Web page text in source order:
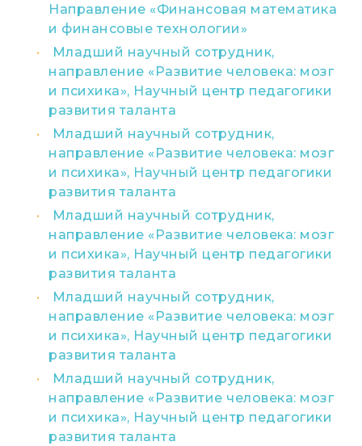
Направление «Финансовая математика
и финансовые технологии»
Младший научный сотрудник,
направление «Развитие человека: мозг
и психика», Научный центр педагогики
развития таланта
Младший научный сотрудник,
направление «Развитие человека: мозг
и психика», Научный центр педагогики
развития таланта
Младший научный сотрудник,
направление «Развитие человека: мозг
и психика», Научный центр педагогики
развития таланта
Младший научный сотрудник,
направление «Развитие человека: мозг
и психика», Научный центр педагогики
развития таланта
Младший научный сотрудник,
направление «Развитие человека: мозг
и психика», Научный центр педагогики
развития таланта